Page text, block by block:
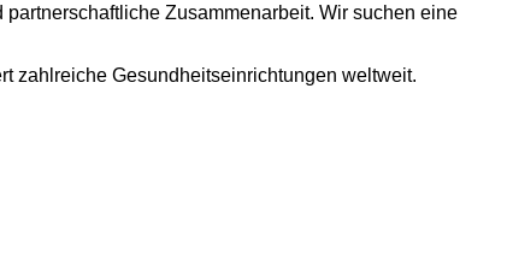
Zusammenarbeit. Wir suchen eine
zahlreiche Gesundheitseinrichtungen weltweit.